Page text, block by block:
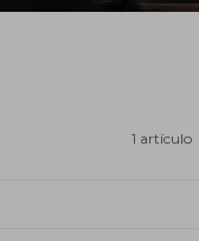
1 artículo